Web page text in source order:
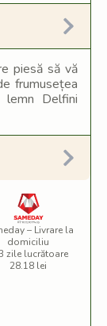
piesă să vă
frumusețea
lemn Delfini
– Livrare la
domiciliu
zile lucrătoare
28.18 lei